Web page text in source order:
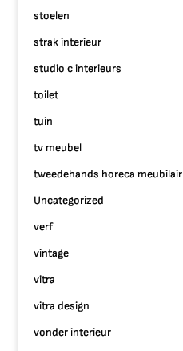
stoelen
strak interieur
studio c interieurs
toilet
tuin
tv meubel
tweedehands horeca meubilair
Uncategorized
verf
vintage
vitra
vitra design
vonder interieur